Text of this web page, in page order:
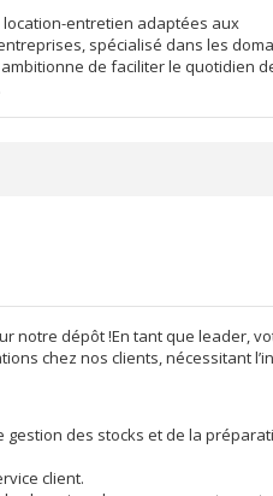
location-entretien adaptées aux
spécialisé dans les
de faciliter le quotidien
notre dépôt !En tant que leader,
chez nos clients, nécessitant
gestion des stocks et de la
client.